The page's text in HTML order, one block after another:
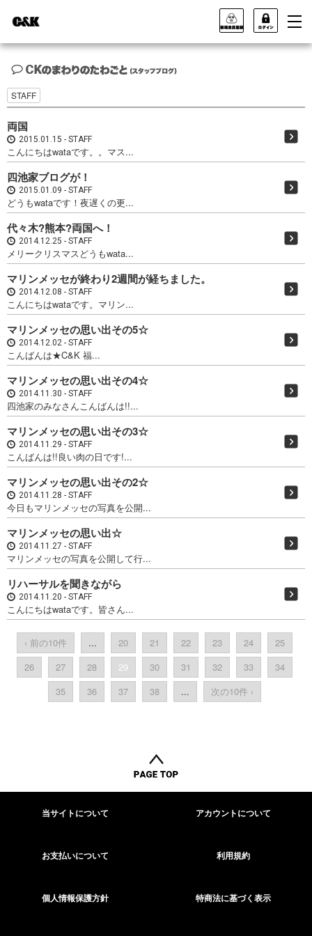
STAFF
両国
2015.01.15 STAFF
こんにちはwataです。。マス...
四池家ブログが！
2015.01.09 STAFF
どうもwataです！夜遅くの更...
代々木?熊本?両国へ！
2014.12.25 STAFF
メリークリスマスどうもwata...
マリンメッセが終わり2週間が経ちました。
2014.12.08 STAFF
こんにちはwataです。マリン...
マリンメッセの思い出その5☆
2014.12.02 STAFF
こんばんは★C&K 福...
マリンメッセの思い出その4☆
2014.11.30 STAFF
四池家のみなさんこんばんは!!...
マリンメッセの思い出その3☆
2014.11.29 STAFF
こんばんは!!良い肉の日です!...
マリンメッセの思い出その2☆
2014.11.28 STAFF
今日もマリンメッセの写真を公開...
マリンメッセの思い出☆
2014.11.27 STAFF
マリンメッセの写真を公開して行...
リハーサルを聞きながら
2014.11.20 STAFF
こんにちはwataです。皆さん...
‹ 前の10件 ... 20 21 22 23 24
25
26
27 28 29 30 31 32 33
34
35
36 37 38 ... 次の10件 ›
当サイトについて アカウントについて
お支払いについて 利用規約
個人情報保護方針 特商法に基づく表示